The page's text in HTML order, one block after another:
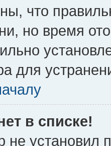
что
но время
для
в списке!
не установил